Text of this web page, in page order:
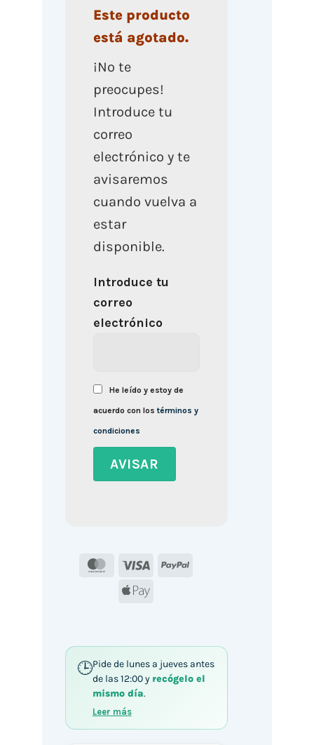
Este producto
está agotado.
¡No te
preocupes!
Introduce tu
correo
electrónico y te
avisaremos
cuando vuelva a
estar
disponible.
Introduce tu
correo
electrónico
He leído y estoy de
acuerdo con lostérminos y
condiciones
MasterCard
Visa
PayPal
Apple
Pide de lunes a jueves antes
de las 12:00 y recógelo el
mismo día.
Leer más